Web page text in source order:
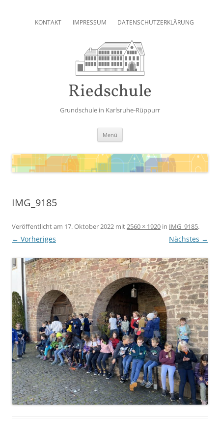
KONTAKT IMPRESSUM DATENSCHUTZERKLÄRUNG
Riedschule
Grundschule in Karlsruhe-Rüppurr
Menü
IMG_9185
Veröffentlicht am 17. Oktober 2022 mit 2560 × 1920 in IMG_9185.
← Vorheriges Nächstes →